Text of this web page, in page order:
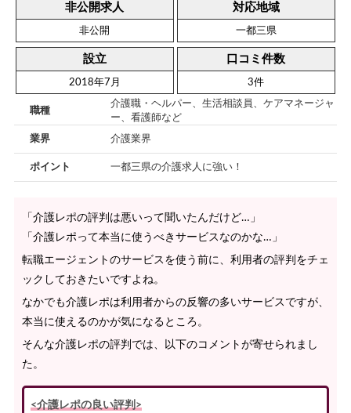
非公開求人
非公開
対応地域
一都三県
設立
2018年7月
口コミ件数
3件
職種
介護職・ヘルパー、生活相談員、ケアマネージャ
ー、看護師など
業界 介護業界
ポイント 一都三県の介護求人に強い！
「介護レポの評判は悪いって聞いたんだけど…」
「介護レポって本当に使うべきサービスなのかな…」
転職エージェントのサービスを使う前に、利用者の評判をチェ
ックしておきたいですよね。
なかでも介護レポは利用者からの反響の多いサービスですが、
本当に使えるのかが気になるところ。
そんな介護レポの評判では、以下のコメントが寄せられまし
た。
<介護レポの良い評判>